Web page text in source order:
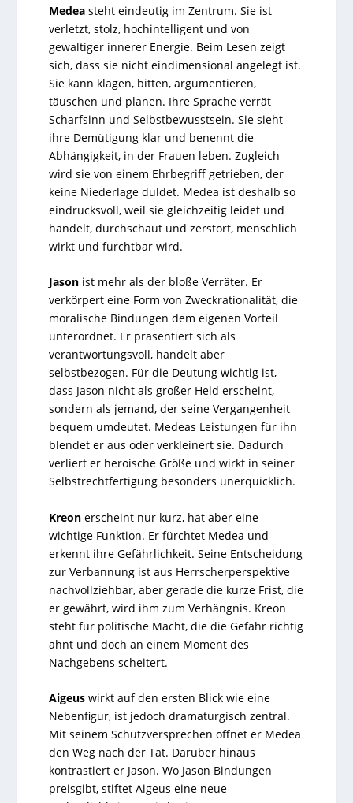
Medea steht eindeutig im Zentrum. Sie ist
verletzt, stolz, hochintelligent und von
gewaltiger innerer Energie. Beim Lesen zeigt
sich, dass sie nicht eindimensional angelegt ist.
Sie kann klagen, bitten, argumentieren,
täuschen und planen. Ihre Sprache verrät
Scharfsinn und Selbstbewusstsein. Sie sieht
ihre Demütigung klar und benennt die
Abhängigkeit, in der Frauen leben. Zugleich
wird sie von einem Ehrbegriff getrieben, der
keine Niederlage duldet. Medea ist deshalb so
eindrucksvoll, weil sie gleichzeitig leidet und
handelt, durchschaut und zerstört, menschlich
wirkt und furchtbar wird.
Jason ist mehr als der bloße Verräter. Er
verkörpert eine Form von Zweckrationalität, die
moralische Bindungen dem eigenen Vorteil
unterordnet. Er präsentiert sich als
verantwortungsvoll, handelt aber
selbstbezogen. Für die Deutung wichtig ist,
dass Jason nicht als großer Held erscheint,
sondern als jemand, der seine Vergangenheit
bequem umdeutet. Medeas Leistungen für ihn
blendet er aus oder verkleinert sie. Dadurch
verliert er heroische Größe und wirkt in seiner
Selbstrechtfertigung besonders unerquicklich.
Kreon erscheint nur kurz, hat aber eine
wichtige Funktion. Er fürchtet Medea und
erkennt ihre Gefährlichkeit. Seine Entscheidung
zur Verbannung ist aus Herrscherperspektive
nachvollziehbar, aber gerade die kurze Frist, die
er gewährt, wird ihm zum Verhängnis. Kreon
steht für politische Macht, die die Gefahr richtig
ahnt und doch an einem Moment des
Nachgebens scheitert.
Aigeus wirkt auf den ersten Blick wie eine
Nebenfigur, ist jedoch dramaturgisch zentral.
Mit seinem Schutzversprechen öffnet er Medea
den Weg nach der Tat. Darüber hinaus
kontrastiert er Jason. Wo Jason Bindungen
preisgibt, stiftet Aigeus eine neue